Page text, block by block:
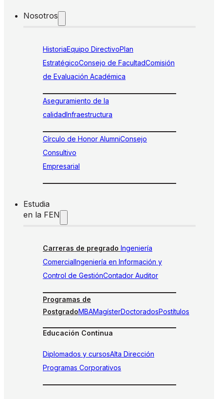
Nosotros
HistoriaEquipo DirectivoPlan
EstratégicoConsejo de FacultadComisión
de Evaluación Académica
Aseguramiento de la
calidadInfraestructura
Círculo de Honor AlumniConsejo
Consultivo
Empresarial
Estudia
en la FEN
Carreras de pregrado Ingeniería
ComercialIngeniería en Información y
Control de GestiónContador Auditor
Programas de
PostgradoMBAMagísterDoctoradosPostítulos
Educación Continua
Diplomados y cursosAlta Dirección
Programas Corporativos